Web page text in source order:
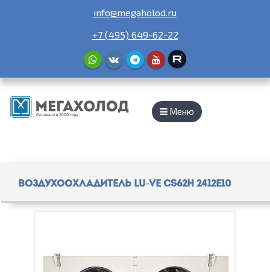
info@megaholod.ru
+7 (495) 649-62-22
Меню
Воздухоохладитель Lu-Ve CS62H 2412E10